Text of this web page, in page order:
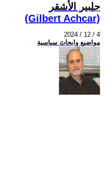
جلبير الأشقر
(Gilbert Achcar)
2024 / 12 / 4
مواضيع وابحاث سياسية